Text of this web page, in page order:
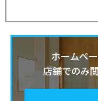
ホームペ
店舗でのみ